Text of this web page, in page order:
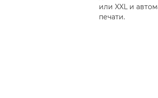
или XXL и
печати.